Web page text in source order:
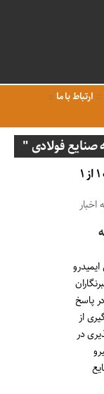
ارتباط با ما
فولادی "
پاسخ
از
در